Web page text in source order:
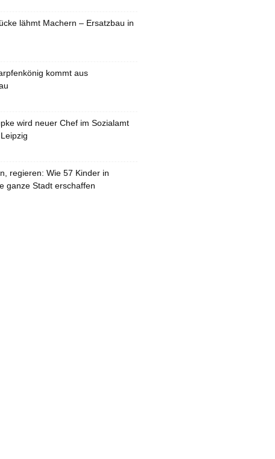
lähmt Machern – Ersatzbau in
kommt aus
wird neuer Chef im Sozialamt
regieren: Wie 57 Kinder in
ganze Stadt erschaffen